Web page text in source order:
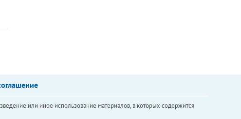
или иное использование материалов, в которых содержится